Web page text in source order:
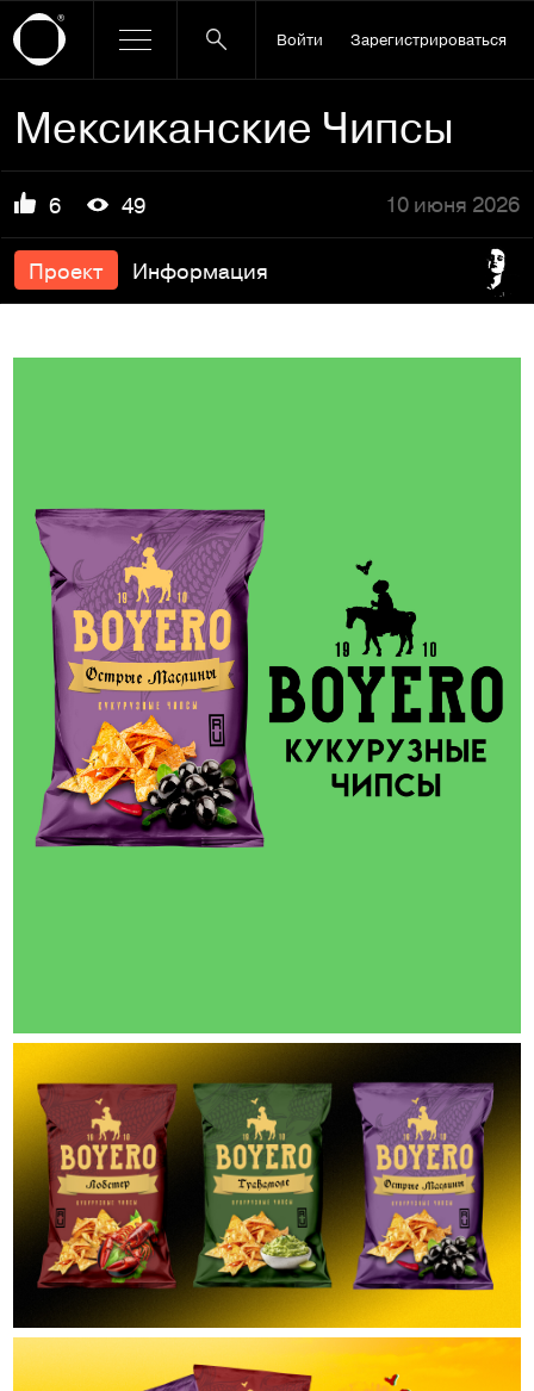
Войти Зарегистрироваться
Мексиканские Чипсы
6 49 10 июня 2026
Проект Информация